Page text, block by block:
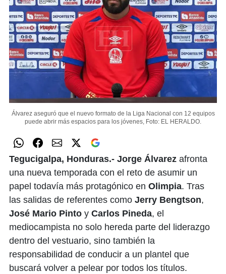
Álvarez aseguró que el nuevo formato de la Liga Nacional con 12 equipos
puede abrir más espacios para los jóvenes, Foto: EL HERALDO.
Tegucigalpa, Honduras.- Jorge Álvarez afronta
una nueva temporada con el reto de asumir un
papel todavía más protagónico en Olimpia. Tras
las salidas de referentes como Jerry Bengtson,
José Mario Pinto y Carlos Pineda, el
mediocampista no solo hereda parte del liderazgo
dentro del vestuario, sino también la
responsabilidad de conducir a un plantel que
buscará volver a pelear por todos los títulos.